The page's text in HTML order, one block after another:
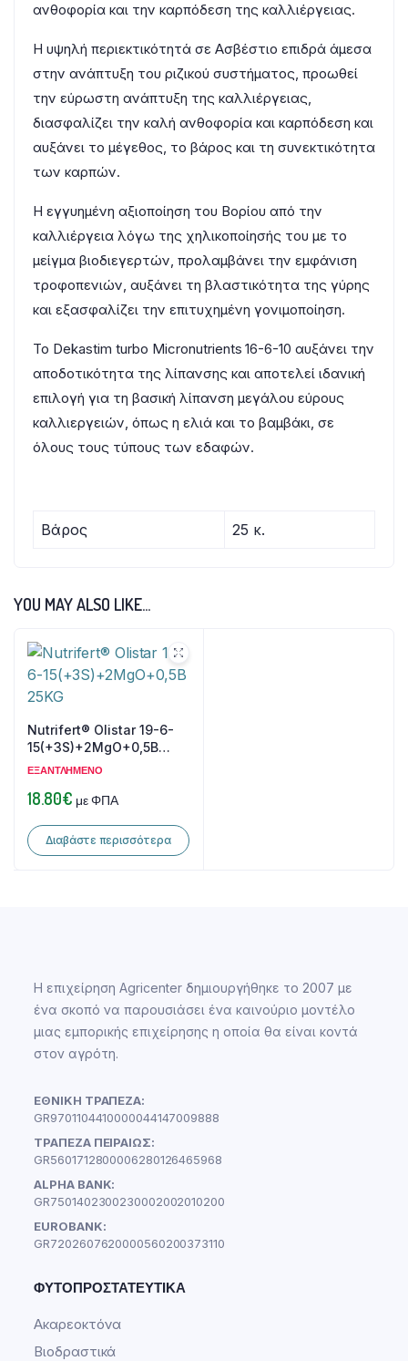
ανθοφορία και την καρπόδεση της καλλιέργειας.
Η υψηλή περιεκτικότητά σε Ασβέστιο επιδρά άμεσα
στην ανάπτυξη του ριζικού συστήματος, προωθεί
την εύρωστη ανάπτυξη της καλλιέργειας,
διασφαλίζει την καλή ανθοφορία και καρπόδεση και
αυξάνει το μέγεθος, το βάρος και τη συνεκτικότητα
των καρπών.
Η εγγυημένη αξιοποίηση του Βορίου από την
καλλιέργεια λόγω της χηλικοποίησής του με το
μείγμα βιοδιεγερτών, προλαμβάνει την εμφάνιση
τροφοπενιών, αυξάνει τη βλαστικότητα της γύρης
και εξασφαλίζει την επιτυχημένη γονιμοποίηση.
Το Dekastim turbo Micronutrients 16-6-10 αυξάνει την
αποδοτικότητα της λίπανσης και αποτελεί ιδανική
επιλογή για τη βασική λίπανση μεγάλου εύρους
καλλιεργειών, όπως η ελιά και το βαμβάκι, σε
όλους τους τύπους των εδαφών.
Βάρος 25 κ.
YOU MAY ALSO LIKE…
Nutrifert® Olistar 19-6-
15(+3S)+2MgO+0,5B
25KG
ΕΞΑΝΤΛΗΜΈΝΟ
18.80€ με ΦΠΑ
Διαβάστε περισσότερα
Η επιχείρηση Agricenter δημιουργήθηκε το 2007 με
ένα σκοπό να παρουσιάσει ένα καινούριο μοντέλο
μιας εμπορικής επιχείρησης η οποία θα είναι κοντά
στον αγρότη.
ΕΘΝΙΚΗ ΤΡΑΠΕΖΑ:
GR9701104410000044147009888
ΤΡΑΠΕΖΑ ΠΕΙΡΑΙΩΣ:
GR5601712800006280126465968
ALPHA BANK:
GR7501402300230002002010200
EUROBANK:
GR7202607620000560200373110
ΦΥΤΟΠΡΟΣΤΑΤΕΥΤΙΚΆ
Ακαρεοκτόνα
Βιοδραστικά